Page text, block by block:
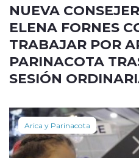
NUEVA
ELENA FORNES
TRABAJAR POR
PARINACOTA
SESIÓN
Arica y Parinacota